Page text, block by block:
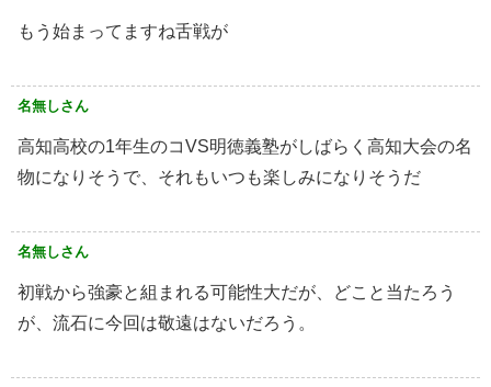
もう始まってますね舌戦が
名無しさん
高知高校の1年生のコVS明徳義塾がしばらく高知大会の名
物になりそうで、それもいつも楽しみになりそうだ
名無しさん
初戦から強豪と組まれる可能性大だが、どこと当たろう
が、流石に今回は敬遠はないだろう。